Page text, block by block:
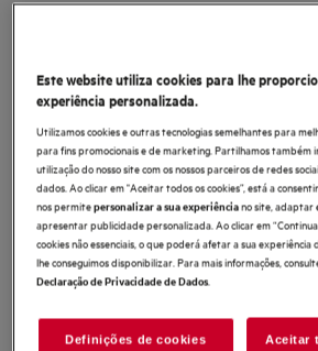
RCB632E9MU
Combinado de livre
6000 TwinTech® Total
186 cm
5 (1)
Benefícios
Este website utiliza cookies para lhe
experiência personalizada.
Utilizamos cookies e outras tecnologias semelhantes para
para fins promocionais e de marketing. Partilhamos também
utilização do nosso site com os nossos parceiros de redes
dados. Ao clicar em "Aceitar todos os cookies”, está a
nos permitepersonalizar a sua experiênciano site, adaptar
apresentar publicidade personalizada. Ao clicar em
cookies não essenciais, o que poderá afetar a sua experiência
lhe conseguimos disponibilizar. Para mais informações,
Declaração de Privacidade de Dados.
Definições de cookies Aceitar